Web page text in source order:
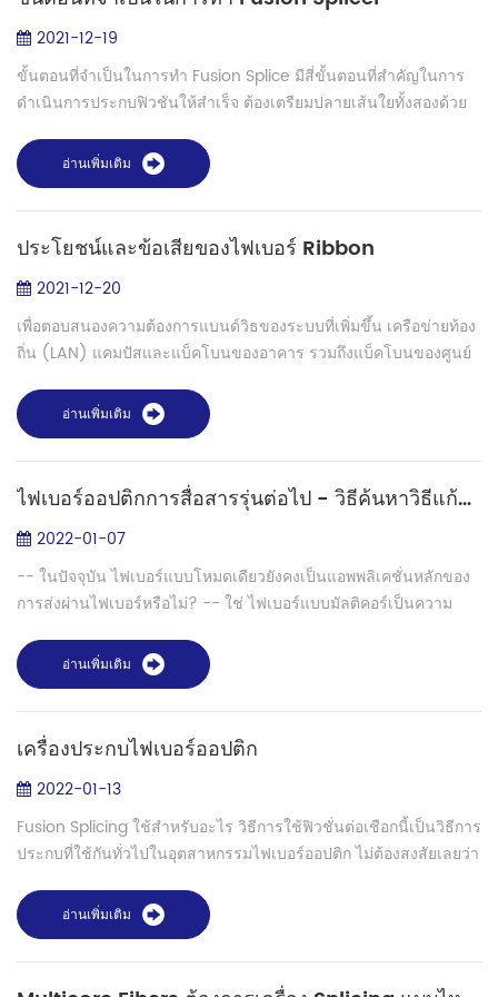
2021-12-19
ขั้นตอนที่จำเป็นในการทำ Fusion Splice มีสี่ขั้นตอนที่สำคัญในการ
ดำเนินการประกบฟิวชันให้สำเร็จ ต้องเตรียมปลายเส้นใยทั้งสองด้วย
ตอนที่สำคัญนี้ห...
อ่านเพิ่มเติม
ประโยชน์และข้อเสียของไฟเบอร์ Ribbon
2021-12-20
เพื่อตอบสนองความต้องการแบนด์วิธของระบบที่เพิ่มขึ้น เครือข่ายท้อง
ถิ่น (LAN) แคมปัสและแบ็คโบนของอาคาร รวมถึงแบ็คโบนของศูนย์
ไฟเบอร์ออปติกแบบร...
อ่านเพิ่มเติม
ไฟเบอร์ออปติกการสื่อสารรุ่นต่อไป - วิธีค้นหาวิธีแก้ปัญหาที่ดีที่สุดสำหรับการประกบไฟเบอร์แบบหลายคอร์
2022-01-07
-- ในปัจจุบัน ไฟเบอร์แบบโหมดเดียวยังคงเป็นแอพพลิเคชั่นหลักของ
การส่งผ่านไฟเบอร์หรือไม่? -- ใช่ ไฟเบอร์แบบมัลติคอร์เป็นความ
เป็นกระแสห...
อ่านเพิ่มเติม
เครื่องประกบไฟเบอร์ออปติก
2022-01-13
Fusion Splicing ใช้สำหรับอะไร วิธีการใช้ฟิวชั่นต่อเชือกนี้เป็นวิธีการ
ประกบที่ใช้กันทั่วไปในอุตสาหกรรมไฟเบอร์ออปติก ไม่ต้องสงสัยเลยว่า
อ่านเพิ่มเติม